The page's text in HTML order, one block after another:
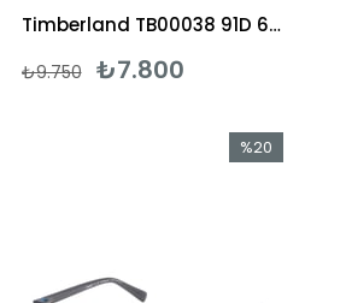
Timberland TB00038 91D 60 Güneş Gözlüğü
₺7.800
₺9.750
%20